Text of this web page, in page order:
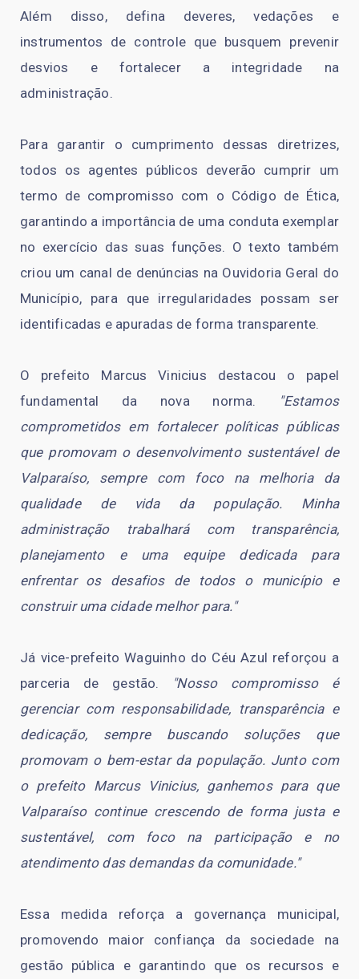
Além disso, defina deveres, vedações e
instrumentos de controle que busquem prevenir
desvios e fortalecer a integridade na
administração.
Para garantir o cumprimento dessas diretrizes,
todos os agentes públicos deverão cumprir um
termo de compromisso com o Código de Ética,
garantindo a importância de uma conduta exemplar
no exercício das suas funções. O texto também
criou um canal de denúncias na Ouvidoria Geral do
Município, para que irregularidades possam ser
identificadas e apuradas de forma transparente.
O prefeito Marcus Vinicius destacou o papel
fundamental da nova norma.
"Estamos
comprometidos em fortalecer políticas públicas
que promovam o desenvolvimento sustentável de
Valparaíso, sempre com foco na melhoria da
qualidade de vida da população. Minha
administração trabalhará com transparência,
planejamento e uma equipe dedicada para
enfrentar os desafios de todos o município e
construir uma cidade melhor para."
Já vice-prefeito Waguinho do Céu Azul reforçou a
parceria de gestão.
"Nosso compromisso é
gerenciar com responsabilidade, transparência e
dedicação, sempre buscando soluções que
promovam o bem-estar da população. Junto com
o prefeito Marcus Vinicius, ganhemos para que
Valparaíso continue crescendo de forma justa e
sustentável, com foco na participação e no
atendimento das demandas da comunidade."
Essa medida reforça a governança municipal,
promovendo maior confiança da sociedade na
gestão pública e garantindo que os recursos e